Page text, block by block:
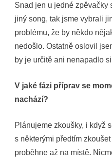
Snad jen u jedné zpěvačky
jiný song, tak jsme vybrali
problému, že by někdo
nedošlo. Ostatně oslovil
by je určitě ani nenapadlo
V jaké fázi příprav se
nachází?
Plánujeme zkoušky, i když
s některými předtím
proběhne až na místě.